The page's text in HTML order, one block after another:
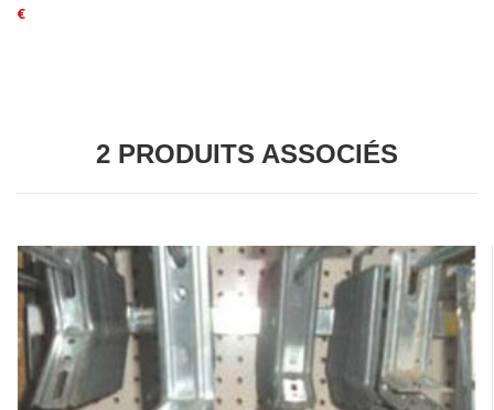
€
2 PRODUITS ASSOCIÉS